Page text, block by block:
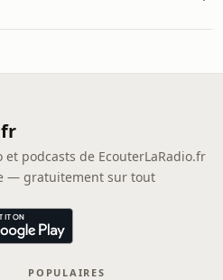
podcasts de EcouterLaRadio.fr
— gratuitement sur tout
POPULAIRES